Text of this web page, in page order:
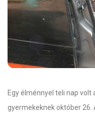
Egy élménnyel teli nap
gyermekeknek október 26.